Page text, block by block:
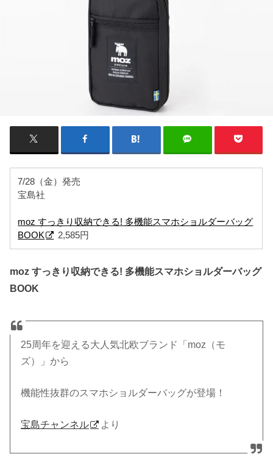
7/28（金）発売
宝島社
moz すっきり収納できる! 多機能スマホショルダーバッグ
BOOK
2,585円
moz すっきり収納できる! 多機能スマホショルダーバッグ
BOOK
25周年を迎える大人気北欧ブランド「moz（モ
ズ）」から
機能性抜群のスマホショルダーバッグが登場！
宝島チャンネル より